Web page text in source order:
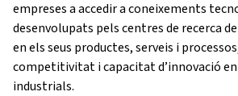
empreses a accedir a coneixements
desenvolupats pels centres de recerca
en els seus productes, serveis i
competitivitat i capacitat d’innovació
industrials.